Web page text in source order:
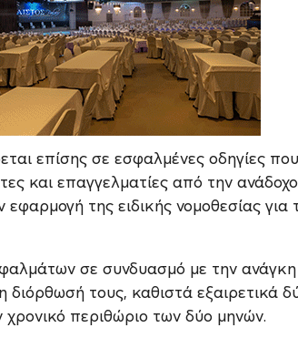
επίσης σε εσφαλμένες οδηγίες
και επαγγελματίες από την
της ειδικής νομοθεσίας για
σε συνδυασμό με την ανάγκη
διόρθωσή τους, καθιστά εξαιρετικά
χρονικό περιθώριο των δύο μηνών.